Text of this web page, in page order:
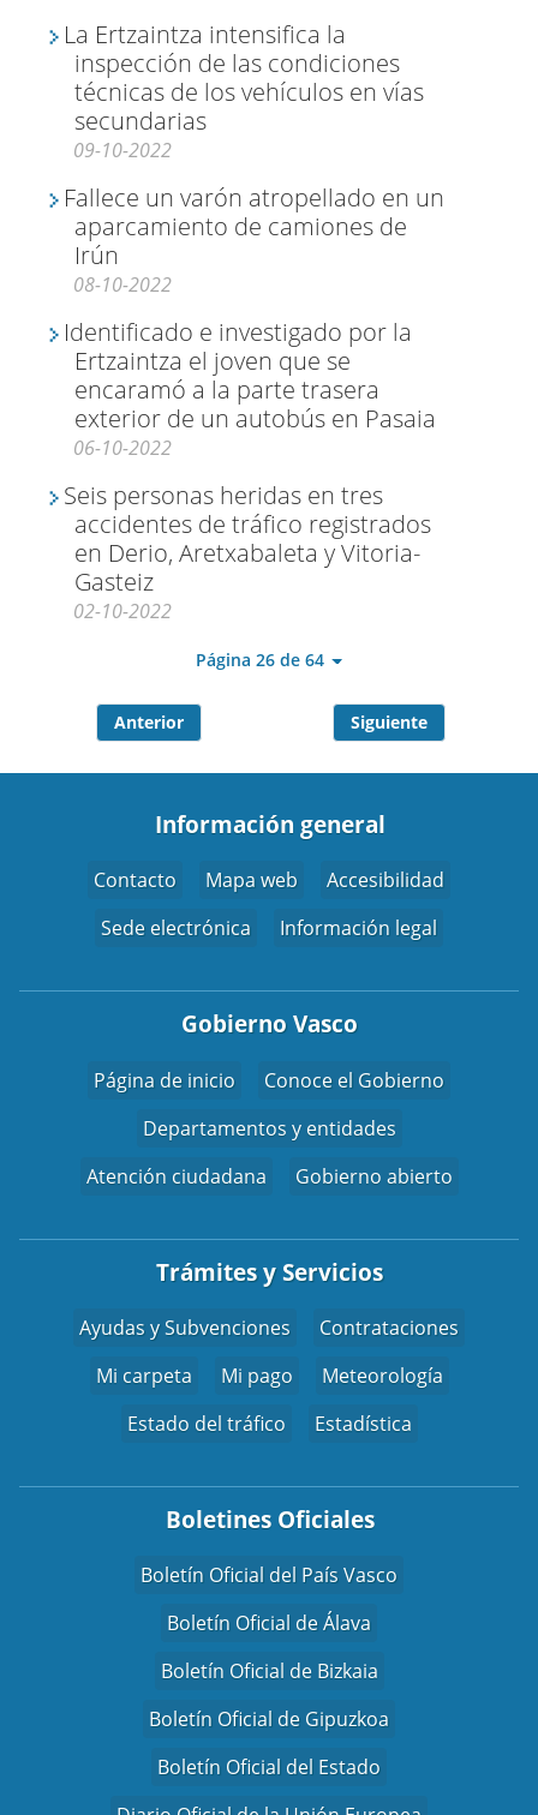
La Ertzaintza intensifica la
inspección de las condiciones
técnicas de los vehículos en vías
secundarias
09-10-2022
Fallece un varón atropellado en un
aparcamiento de camiones de
Irún
08-10-2022
Identificado e investigado por la
Ertzaintza el joven que se
encaramó a la parte trasera
exterior de un autobús en Pasaia
06-10-2022
Seis personas heridas en tres
accidentes de tráfico registrados
en Derio, Aretxabaleta y Vitoria-
Gasteiz
02-10-2022
Página 26 de 64
Anterior Siguiente
Información general
Contacto Mapa web
Accesibilidad
Sede electrónica
Información legal
Gobierno Vasco
Página de inicio
Conoce el Gobierno
Departamentos y entidades
Atención ciudadana
Gobierno abierto
Trámites y Servicios
Ayudas y Subvenciones
Contrataciones
Mi carpeta
Mi pago
Meteorología
Estado del tráfico
Estadística
Boletines Oficiales
Boletín Oficial del País Vasco
Boletín Oficial de Álava
Boletín Oficial de Bizkaia
Boletín Oficial de Gipuzkoa
Boletín Oficial del Estado